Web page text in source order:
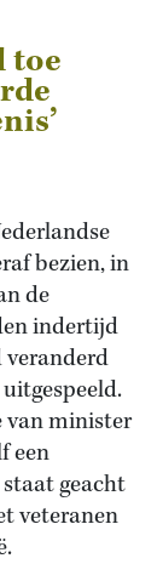
toe
bezien, in
de
indertijd
veranderd
van minister
een
staat geacht
veteranen